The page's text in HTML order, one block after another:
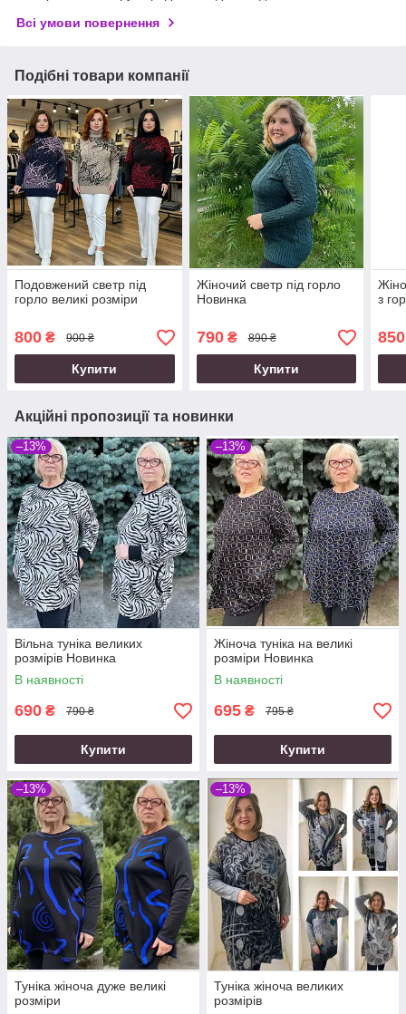
Всі умови повернення
Подібні товари компанії
Подовжений светр під
горло великі розміри
800 ₴ 900 ₴
Купити
Жіночий светр під горло
Новинка
790₴ 890 ₴
Купити
з
850
Акційні пропозиції та новинки
–13%
Вільна туніка великих
розмірів Новинка
В наявності
690 ₴ 790 ₴
Купити
–13%
Жіноча туніка на великі
розміри Новинка
В наявності
695 ₴ 795 ₴
Купити
–13%
Туніка жіноча дуже великі
розміри
–13%
Туніка жіноча великих
розмірів